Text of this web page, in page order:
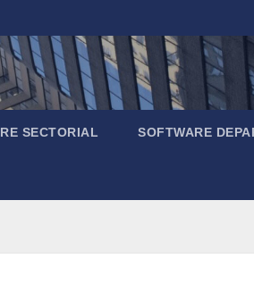
SECTORIAL SOFTWARE